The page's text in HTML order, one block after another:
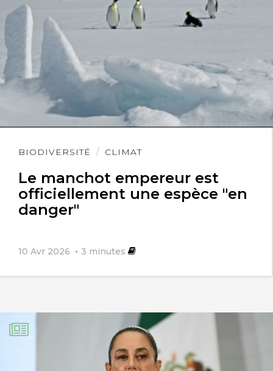
BIODIVERSITÉ CLIMAT
Le manchot empereur est
officiellement une espèce "en
danger"
10 Avr 2026 3 minutes
Lire